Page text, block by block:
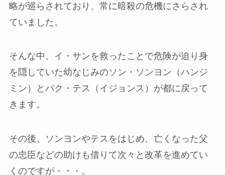
略が巡らされており、常に暗殺の危機にさらされ
ていました。
そんな中、イ・サンを救ったことで危険が迫り身
を隠していた幼なじみのソン・ソンヨン（ハンジ
ミン）とパク・テス（イジョンス）が都に戻って
きます。
その後、ソンヨンやテスをはじめ、亡くなった父
の忠臣などの助けも借りて次々と改革を進めてい
くのですが・・・。